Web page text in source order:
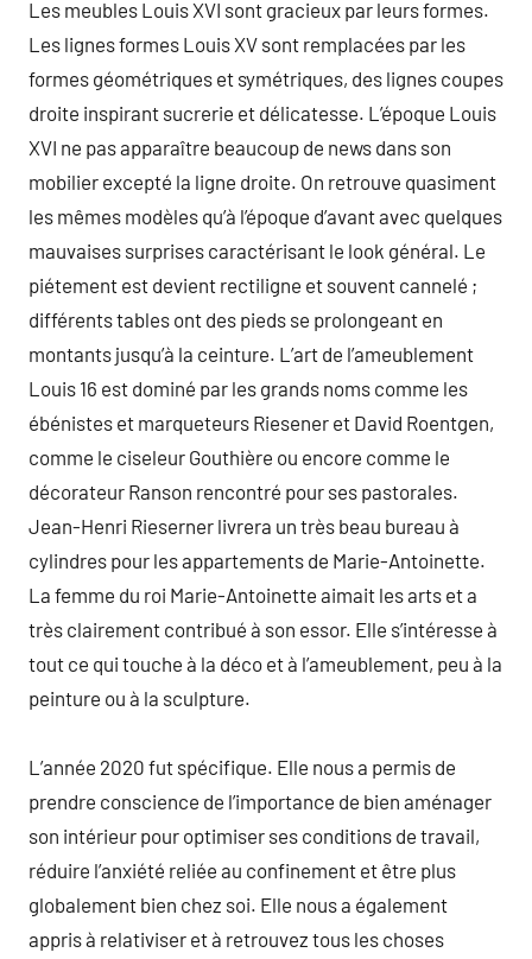
Les meubles Louis XVI sont gracieux par leurs formes.
Les lignes formes Louis XV sont remplacées par les
formes géométriques et symétriques, des lignes coupes
droite inspirant sucrerie et délicatesse. L’époque Louis
XVI ne pas apparaître beaucoup de news dans son
mobilier excepté la ligne droite. On retrouve quasiment
les mêmes modèles qu’à l’époque d’avant avec quelques
mauvaises surprises caractérisant le look général. Le
piétement est devient rectiligne et souvent cannelé ;
différents tables ont des pieds se prolongeant en
montants jusqu’à la ceinture. L’art de l’ameublement
Louis 16 est dominé par les grands noms comme les
ébénistes et marqueteurs Riesener et David Roentgen,
comme le ciseleur Gouthière ou encore comme le
décorateur Ranson rencontré pour ses pastorales.
Jean-Henri Rieserner livrera un très beau bureau à
cylindres pour les appartements de Marie-Antoinette.
La femme du roi Marie-Antoinette aimait les arts et a
très clairement contribué à son essor. Elle s’intéresse à
tout ce qui touche à la déco et à l’ameublement, peu à la
peinture ou à la sculpture.
L’année 2020 fut spécifique. Elle nous a permis de
prendre conscience de l’importance de bien aménager
son intérieur pour optimiser ses conditions de travail,
réduire l’anxiété reliée au confinement et être plus
globalement bien chez soi. Elle nous a également
appris à relativiser et à retrouvez tous les choses